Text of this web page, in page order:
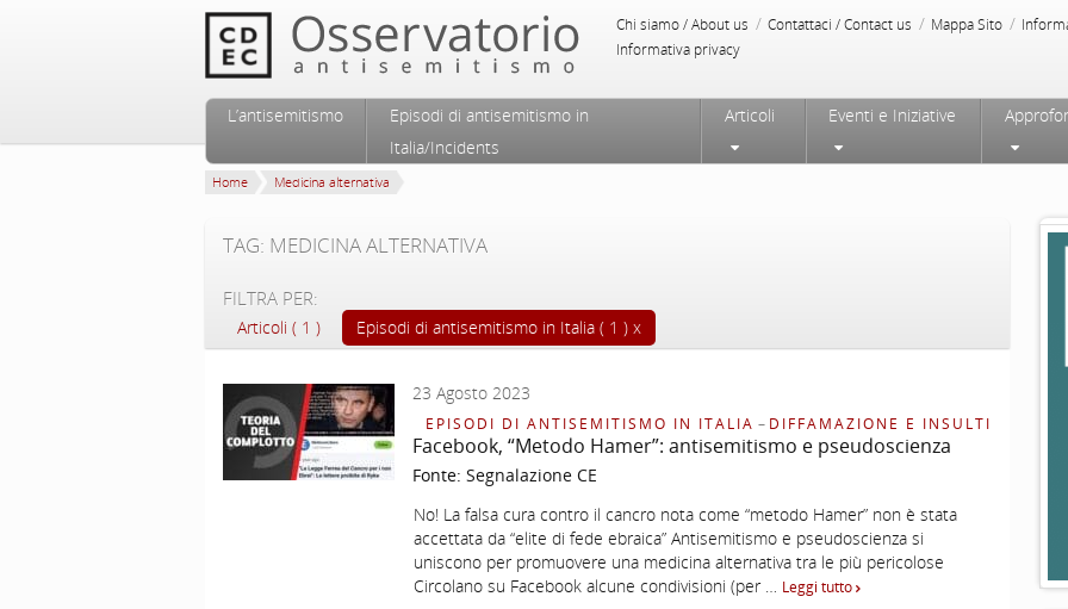
Chi siamo / About us / Contattaci / Contact us / Mappa Sito /
Informativa privacy
Menu principale
Vai al contenuto principale
Vai al contenuto secondario
L’antisemitismo
Episodi di antisemitismo in
Italia/Incidents
Articoli Eventi e Iniziative
Home Medicina alternativa
TAG: MEDICINA ALTERNATIVA
FILTRA PER:
Articoli ( 1 ) Episodi di antisemitismo in Italia ( 1 )
23 Agosto 2023
EPISODI DI ANTISEMITISMO IN ITALIA – DIFFAMAZIONE E INSULTI
Facebook, “Metodo Hamer”: antisemitismo e pseudoscienza
Fonte: Segnalazione CE
No! La falsa cura contro il cancro nota come “metodo Hamer” non è stata
accettata da “elite di fede ebraica” Antisemitismo e pseudoscienza si
uniscono per promuovere una medicina alternativa tra le più pericolose
Circolano su Facebook alcune condivisioni (per … Leggi tutto